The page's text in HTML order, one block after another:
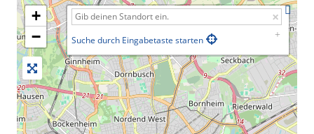
+
−
Suche durch Eingabetaste starten